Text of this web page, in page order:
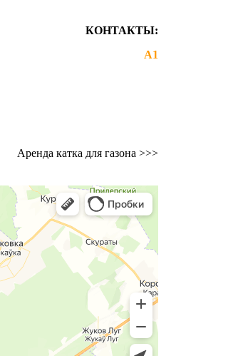
КОНТАКТЫ:
А1
Аренда катка для газона >>>